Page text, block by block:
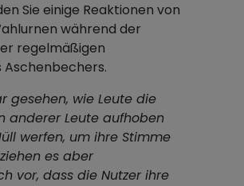
Sie einige Reaktionen von
während der
regelmäßigen
Aschenbechers.
gesehen, wie Leute die
anderer Leute aufhoben
werfen, um ihre Stimme
es aber
vor, dass die Nutzer ihre